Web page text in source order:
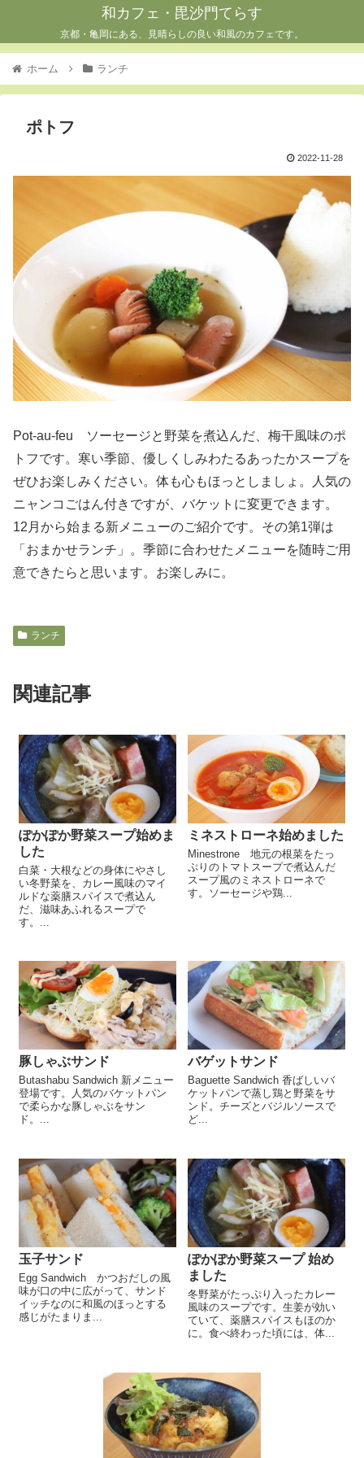
和カフェ・毘沙門てらす
京都・亀岡にある、見晴らしの良い和風のカフェです。
ホーム ランチ
ポトフ
2022-11-28
Pot-au-feu ソーセージと野菜を煮込んだ、梅干風味のポ
トフです。寒い季節、優しくしみわたるあったかスープを
ぜひお楽しみください。体も心もほっとしましょ。人気の
ニャンコごはん付きですが、バケットに変更できます。
12月から始まる新メニューのご紹介です。その第1弾は
「おまかせランチ」。季節に合わせたメニューを随時ご用
意できたらと思います。お楽しみに。
ランチ
関連記事
ぽかぽか野菜スープ始めま
した
白菜・大根などの身体にやさし
い冬野菜を、カレー風味のマイ
ルドな薬膳スパイスで煮込ん
だ、滋味あふれるスープで
す。...
ミネストローネ始めました
Minestrone 地元の根菜をたっ
ぷりのトマトスープで煮込んだ
スープ風のミネストローネで
す。ソーセージや鶏...
豚しゃぶサンド
Butashabu Sandwich 新メニュー
登場です。人気のバケットパン
で柔らかな豚しゃぶをサン
ド。...
バゲットサンド
Baguette Sandwich 香ばしいバ
ケットパンで蒸し鶏と野菜をサ
ンド。チーズとバジルソースで
ど...
玉子サンド
Egg Sandwich かつおだしの風
味が口の中に広がって、サンド
イッチなのに和風のほっとする
感じがたまりま...
ぽかぽか野菜スープ 始め
ました
冬野菜がたっぷり入ったカレー
風味のスープです。生姜が効い
ていて、薬膳スパイスもほのか
に。食べ終わった頃には、体...